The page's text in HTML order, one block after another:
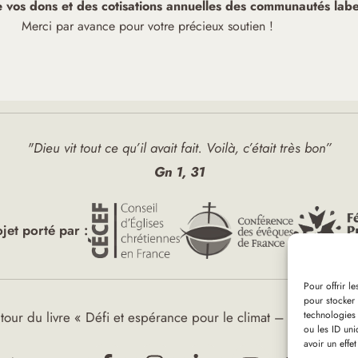
Pour offrir
pour
ou les ID
avoir un
dons et des cotisations annuelles des communautés
Merci par avance pour votre précieux soutien !
"Dieu vit tout ce qu’il avait fait. Voilà, c’était très bon”
Gn 1, 31
porté par :
du livre « Défi et espérance pour le climat – Plaidoyer